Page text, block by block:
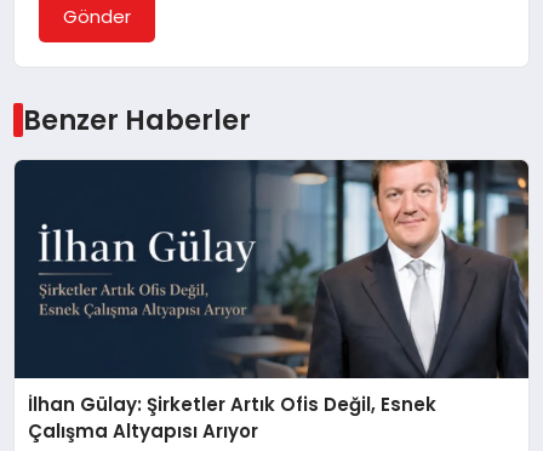
Gönder
Benzer Haberler
İlhan Gülay: Şirketler Artık Ofis Değil, Esnek
Çalışma Altyapısı Arıyor